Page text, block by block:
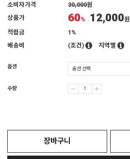
소비자가격 30,000원
상품가
60% 12,000원
적립금
1%
배송비
(조건) 지역별
옵션
수량
장바구니